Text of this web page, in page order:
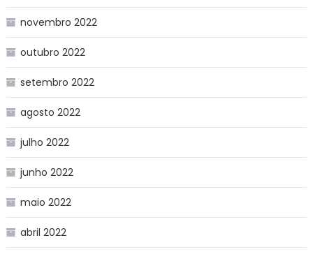
novembro 2022
outubro 2022
setembro 2022
agosto 2022
julho 2022
junho 2022
maio 2022
abril 2022